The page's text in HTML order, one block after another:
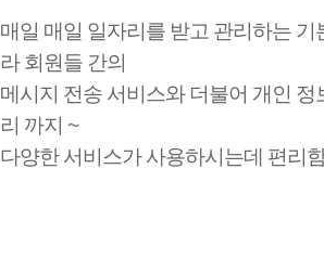
매일 매일 일자리를 받고 관리하는 기
라 회원들 간의
메시지 전송 서비스와 더불어 개인 정
리 까지 ~
다양한 서비스가 사용하시는데 편리